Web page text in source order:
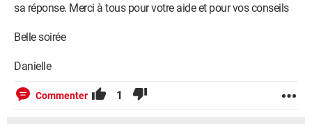
sa réponse. Merci à tous pour votre aide et pour vos conseils
Belle soirée
Danielle
Commenter 1